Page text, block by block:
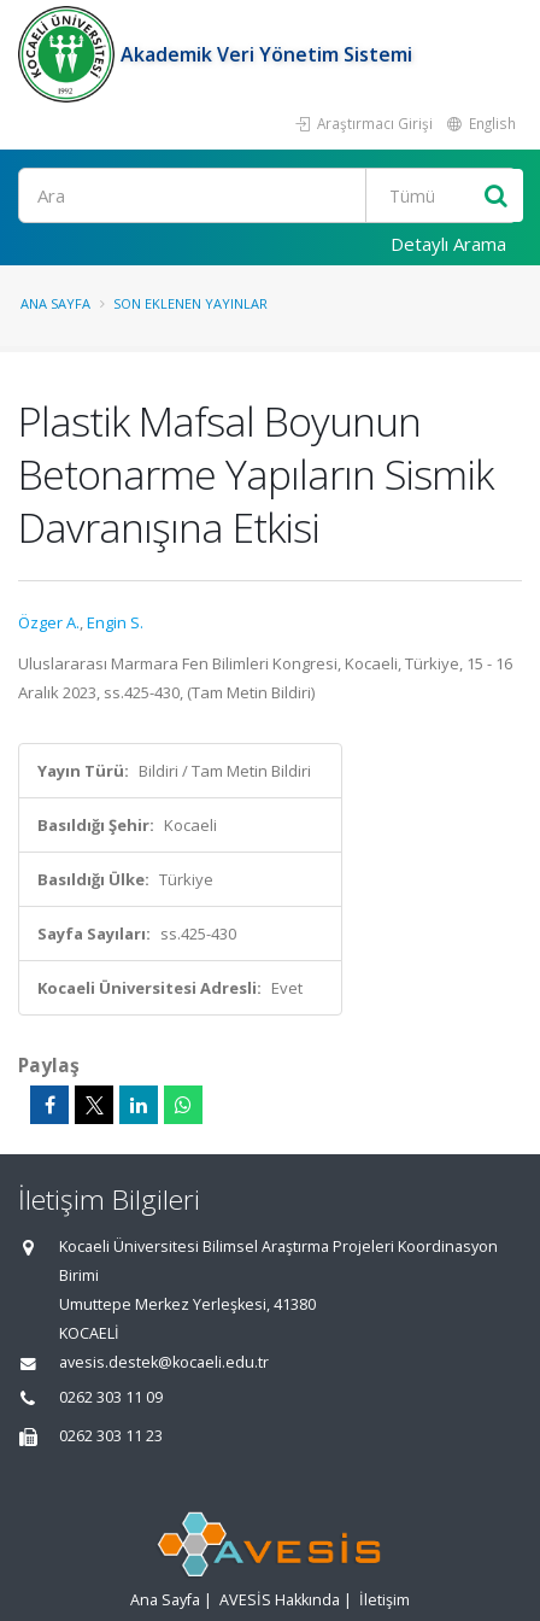
Akademik Veri Yönetim Sistemi
Araştırmacı Girişi English
Ara
Detaylı Arama
ANA SAYFA SON EKLENEN YAYINLAR
Plastik Mafsal Boyunun
Betonarme Yapıların Sismik
Davranışına Etkisi
Özger A.,Engin S.
Uluslararası Marmara Fen Bilimleri Kongresi, Kocaeli, Türkiye, 15 - 16
Aralık 2023, ss.425-430, (Tam Metin Bildiri)
Yayın Türü: Bildiri / Tam Metin Bildiri
Basıldığı Şehir: Kocaeli
Basıldığı Ülke: Türkiye
Sayfa Sayıları: ss.425-430
Kocaeli Üniversitesi Adresli: Evet
Paylaş
İletişim Bilgileri
Kocaeli Üniversitesi Bilimsel Araştırma Projeleri Koordinasyon
Birimi
Umuttepe Merkez Yerleşkesi, 41380
KOCAELİ
avesis.destek@kocaeli.edu.tr
0262 303 11 09
0262 303 11 23
Ana Sayfa | AVESİS Hakkında | İletişim